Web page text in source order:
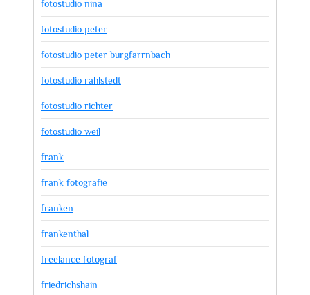
fotostudio nina
fotostudio peter
fotostudio peter burgfarrnbach
fotostudio rahlstedt
fotostudio richter
fotostudio weil
frank
frank fotografie
franken
frankenthal
freelance fotograf
friedrichshain